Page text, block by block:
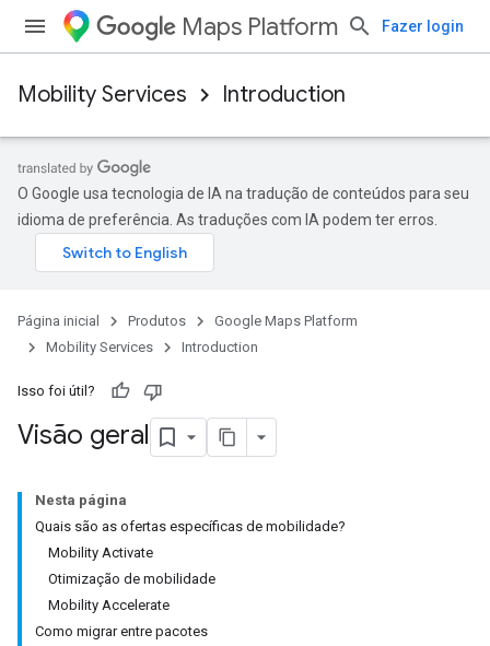
Maps Platform Fazer login
Mobility Services Introduction
O Google usa tecnologia de IA na tradução de conteúdos para seu
idioma de preferência. As traduções com IA podem ter erros.
Página inicial Produtos
Google Maps Platform
Mobility Services
Introduction
Isso foi útil?
Visão geral
Nesta página
Quais são as ofertas específicas de mobilidade?
Mobility Activate
Otimização de mobilidade
Mobility Accelerate
Como migrar entre pacotes